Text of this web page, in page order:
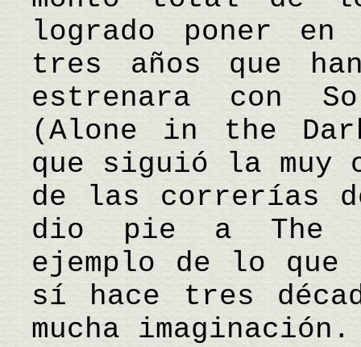
logrado poner
tres años que
estrenara con
(Alone in the
que siguió la muy
de las correrías
dio pie a The
ejemplo de lo que
sí hace tres
mucha